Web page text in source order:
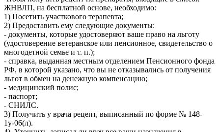
ЖНВЛП, на бесплатной основе, необходимо:
1) Посетить участкового терапевта;
2) Предоставить ему следующие документы:
- документы, которые удостоверяют ваше право на льготу
(удостоверение ветеранское или пенсионное, свидетельство о
многодетной семье и т. п.);
- справка, выданная местным отделением Пенсионного фонда
РФ, в которой указано, что вы не отказывались от получения
льгот в обмен на денежную компенсацию;
- медицинский полис;
- паспорт;
- СНИЛС.
3) Получить у врача рецепт, выписанный по форме № 148-
1у-06(л).